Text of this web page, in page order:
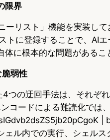
限界
ーリスト」機能を実装し
トに登録することで、AI
に根本的な問題があるこ
弱性
つの迂回手法は、それぞ
コードによる難読化では
|
ェル内での実行、シェル